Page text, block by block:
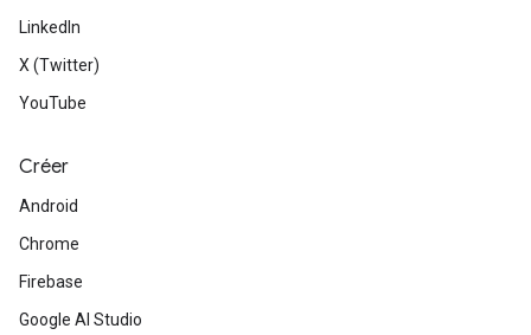
LinkedIn
X (Twitter)
YouTube
Créer
Android
Chrome
Firebase
Google AI Studio